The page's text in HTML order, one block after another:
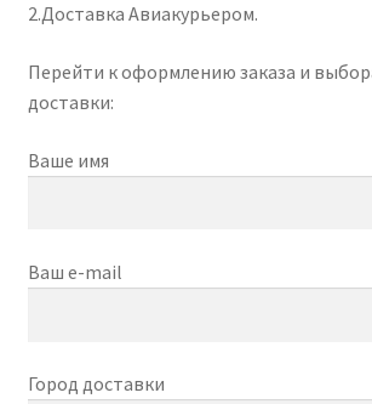
2.Доставка Авиакурьером.
Перейти к оформлению заказа и
доставки:
Ваше имя
Ваш e-mail
Город доставки